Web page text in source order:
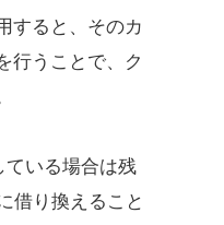
すると、そのカ
行うことで、ク
ている場合は残
借り換えること